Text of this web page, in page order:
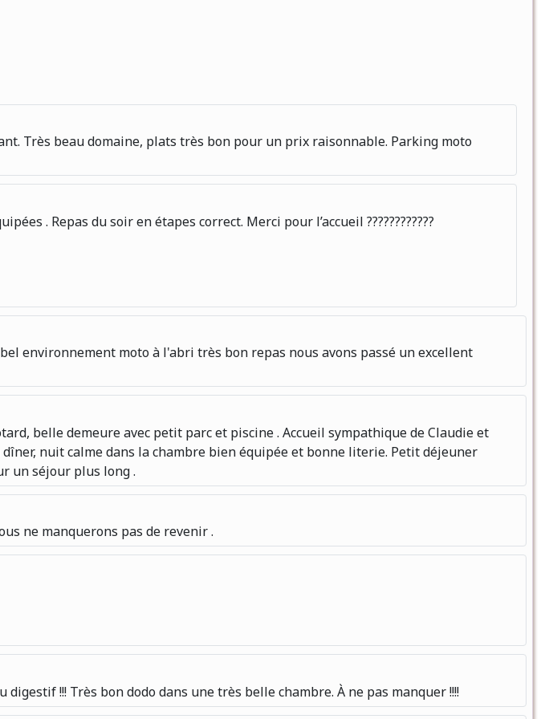
Très beau domaine, plats très bon pour un prix raisonnable. Parking moto
. Repas du soir en étapes correct. Merci pour l’accueil ????????️????️
environnement moto à l'abri très bon repas nous avons passé un excellent
belle demeure avec petit parc et piscine . Accueil sympathique de Claudie et
nuit calme dans la chambre bien équipée et bonne literie. Petit déjeuner
un séjour plus long .
ne manquerons pas de revenir .
!!! Très bon dodo dans une très belle chambre. À ne pas manquer !!!!